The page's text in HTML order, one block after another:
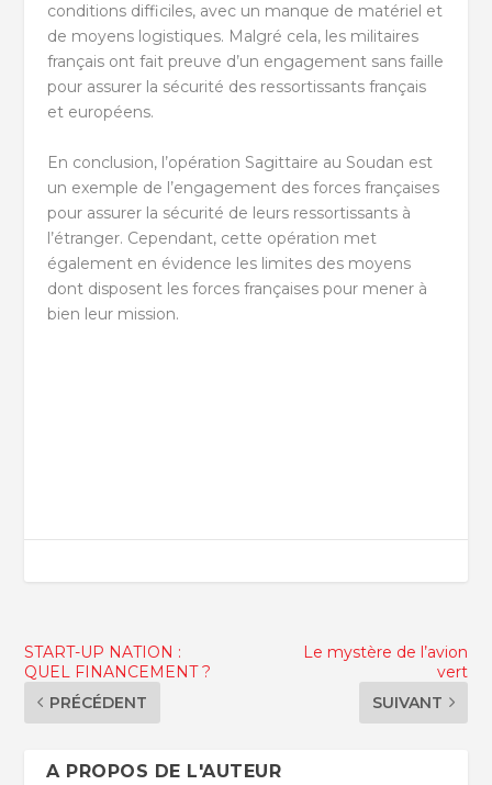
conditions difficiles, avec un manque de matériel et
de moyens logistiques. Malgré cela, les militaires
français ont fait preuve d’un engagement sans faille
pour assurer la sécurité des ressortissants français
et européens.
En conclusion, l’opération Sagittaire au Soudan est
un exemple de l’engagement des forces françaises
pour assurer la sécurité de leurs ressortissants à
l’étranger. Cependant, cette opération met
également en évidence les limites des moyens
dont disposent les forces françaises pour mener à
bien leur mission.
START-UP NATION :
QUEL FINANCEMENT ?
PRÉCÉDENT
Le mystère de l’avion
vert
SUIVANT
A PROPOS DE L'AUTEUR